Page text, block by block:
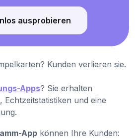
ausprobieren
Kunden verlieren sie.
Apps? Sie erhalten
Echtzeitstatistiken und eine
App können Ihre Kunden: